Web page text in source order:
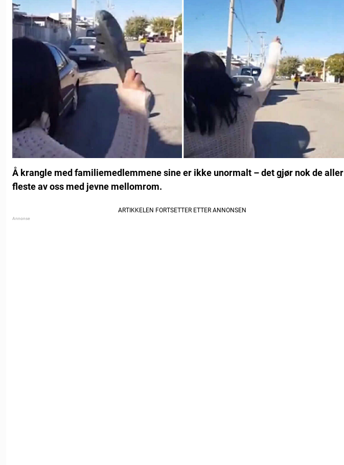
Å krangle med familiemedlemmene sine er ikke unormalt – det gjør nok de aller
fleste av oss med jevne mellomrom.